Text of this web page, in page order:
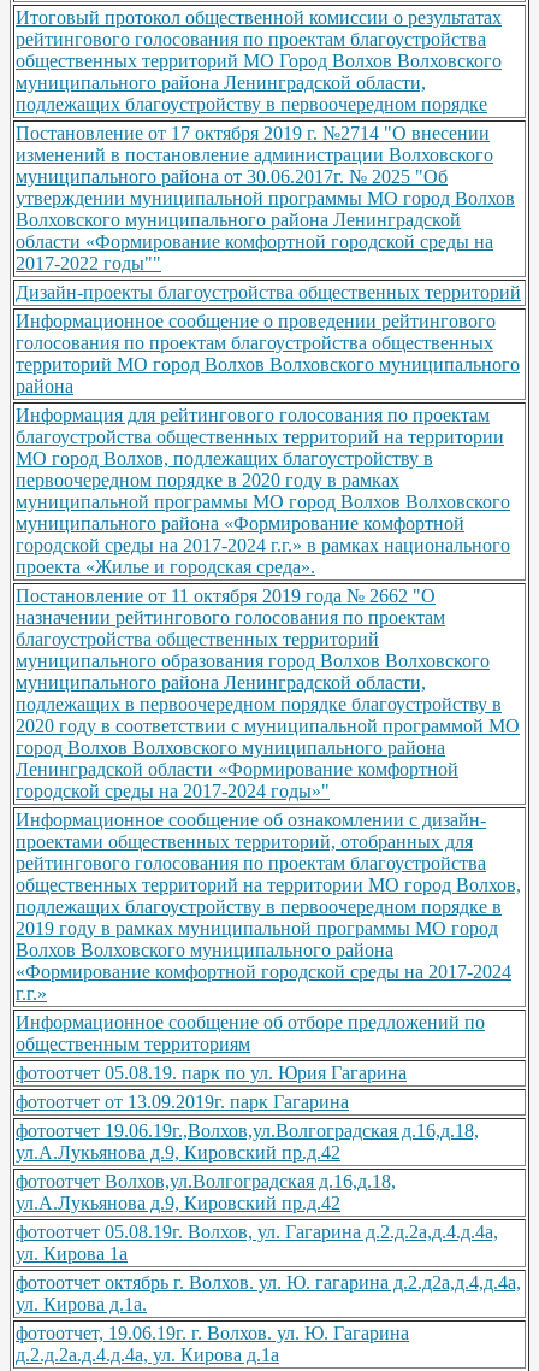
Итоговый протокол общественной комиссии о результатах
рейтингового голосования по проектам благоустройства
общественных территорий МО Город Волхов Волховского
муниципального района Ленинградской области,
подлежащих благоустройству в первоочередном порядке
Постановление от 17 октября 2019 г. №2714 "О внесении
изменений в постановление администрации Волховского
муниципального района от 30.06.2017г. № 2025 "Об
утверждении муниципальной программы МО город Волхов
Волховского муниципального района Ленинградской
области «Формирование комфортной городской среды на
2017-2022 годы""
Дизайн-проекты благоустройства общественных территорий
Информационное сообщение о проведении рейтингового
голосования по проектам благоустройства общественных
территорий МО город Волхов Волховского муниципального
района
Информация для рейтингового голосования по проектам
благоустройства общественных территорий на территории
МО город Волхов, подлежащих благоустройству в
первоочередном порядке в 2020 году в рамках
муниципальной программы МО город Волхов Волховского
муниципального района «Формирование комфортной
городской среды на 2017-2024 г.г.» в рамках национального
проекта «Жилье и городская среда».
Постановление от 11 октября 2019 года № 2662 "О
назначении рейтингового голосования по проектам
благоустройства общественных территорий
муниципального образования город Волхов Волховского
муниципального района Ленинградской области,
подлежащих в первоочередном порядке благоустройству в
2020 году в соответствии с муниципальной программой МО
город Волхов Волховского муниципального района
Ленинградской области «Формирование комфортной
городской среды на 2017-2024 годы»"
Информационное сообщение об ознакомлении с дизайн-
проектами общественных территорий, отобранных для
рейтингового голосования по проектам благоустройства
общественных территорий на территории МО город Волхов,
подлежащих благоустройству в первоочередном порядке в
2019 году в рамках муниципальной программы МО город
Волхов Волховского муниципального района
«Формирование комфортной городской среды на 2017-2024
г.г.»
Информационное сообщение об отборе предложений по
общественным территориям
фотоотчет 05.08.19. парк по ул. Юрия Гагарина
фотоотчет от 13.09.2019г. парк Гагарина
фотоотчет 19.06.19г.,Волхов,ул.Волгоградская д.16,д.18,
ул.А.Лукьянова д.9, Кировский пр.д.42
фотоотчет Волхов,ул.Волгоградская д.16,д.18,
ул.А.Лукьянова д.9, Кировский пр.д.42
фотоотчет 05.08.19г. Волхов, ул. Гагарина д.2.д.2а,д.4.д.4а,
ул. Кирова 1а
фотоотчет октябрь г. Волхов. ул. Ю. гагарина д.2.д2а,д.4,д.4а,
ул. Кирова д.1а.
фотоотчет, 19.06.19г. г. Волхов. ул. Ю. Гагарина
д.2.д.2а.д.4.д.4а, ул. Кирова д.1а